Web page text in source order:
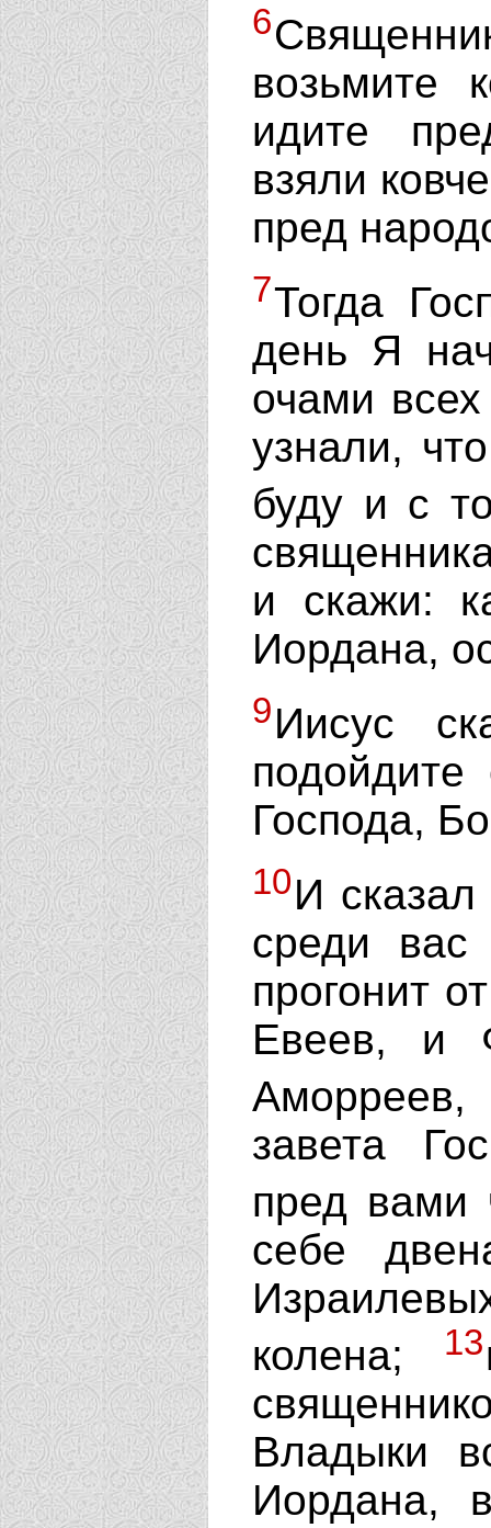
6
возьмите
идите
взяли
пред
7Тогда
день Я
очами
узнали,
буду и с
и скажи:
Иордана,
9Иисус
Господа,
10И сказал
среди
прогонит
Евеев, и
завета
пред
себе
колена;
13
Владыки
Иордана,